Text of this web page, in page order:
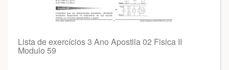
Lista de exercícios 3 Ano Apostila 02 Fisica II
Modulo 59